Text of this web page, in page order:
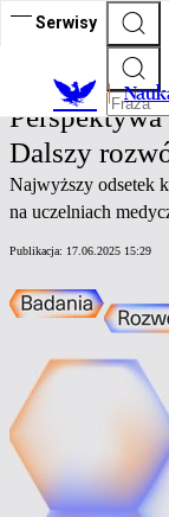
Serwisy
Nauka rozwój biznes
Dalszy
Najwyższy odsetek
na uczelniach
Publikacja: 17.06.2025 15:29